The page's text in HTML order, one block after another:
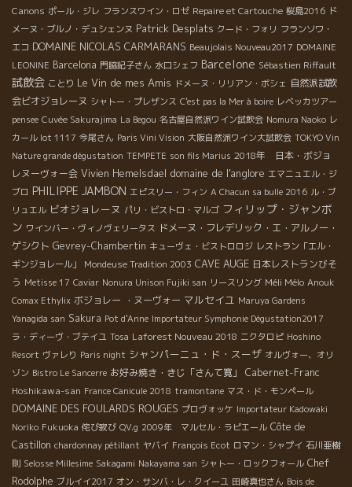
Canons ポール・ジレ フランスワイン・ロゼ Repaire et Cartouche 桜島2016 ド
メーヌ・ブルノ・デュシェンヌ Patrick Desplats クード・フォリ フランソワ・
エコ DOMAINE NICOLAS CARMARANS Beaujolais Nouveau2017 DOMAINE
LEONINE Barcelona 門脇紀子さん 水口シェフ Barcelone Sébastien Riffault
試飲会 ことり Le Vin de mes Amis ドメーヌ・リリアン・ボシェ 自然派試飲
会ビオジョレーヌ シャトー・プレザンス C'est pas la Mer à boire レベッカツアー
pensee Cuvée Sakurajima La Begou 名古屋自然派ワイン試飲会 Nomura Naoko レ
カール lot 1117 今尾さん Paris Vini Vision 大阪自然派ワイン大試飲会 TOKYO Vin
Nature grande dégustation TEMPETE son fils Marius 2018年 日本・ボジョ
レヌーヴォー会 Vivien Hemelsdael domaine de l'anglore エマニュエル・ジ
ブロ PHILIPPE JAMBON エピスリー・フィン A Chacun sa bulle 2016 ル・ブ
リュエル ビオジョレーヌ パリ・ビストロ・マルゴ フィリップ・ジャンボ
ン ワインバー・ヴィノヴェリータス ドメーヌ・フレデリック・エ・アルノー・
ゲシクト Gevrey-Chambertin キューヴェ・ビストロロジ レストラン「エル・
ギンジョレール」
Mondeuse Tradition 2003 CAVE AUGE 日本レストランびそ
う Metisse 17 Caviar Nonura Unison Fujiki san リースリング Méli Mélo Anouk
Comax Ethylix ボジョレー ・ヌーヴォー マルセイユ Maruya Gardens
Yanagida san Sakura Pot d'Anne Importateur Symphonie Dégustation2017
ラ・ディーヴ・ブテイユ Tosa Laforest Nouveau 2018 ニクタロピ Hoshino
Resort ヴァレり Paris night シャンパーニュ・ド・スーザ オルヴォー、オリ
ゾン Bistro Le Sancerre お好み焼き・きじ「さんて寛」
Cabernet-Franc
Hoshikawa-san France Canicule 2018 tramontane マス・ド・モンペール
DOMAINE DES FOULARDS ROUGES プロヴォッケ Importateur Kadowaki
Noriko Fukuoka 侘び寂び QV.g 2009年 マルセル・ラピエール Côte de
Castillon chardonnay pétillant ヤバイ François Ecot ロマン・シャプイ 石川亜樹
則 Selosse Millesime Sakagami Nakayama san シャトー・ロックフォール Chef
Rodolphe ブルイイ2017 オン・サンバ・レ・クイーユ 田崎真也さん Bois de